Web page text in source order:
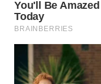
WN
GORONTALO
WN
SULUT